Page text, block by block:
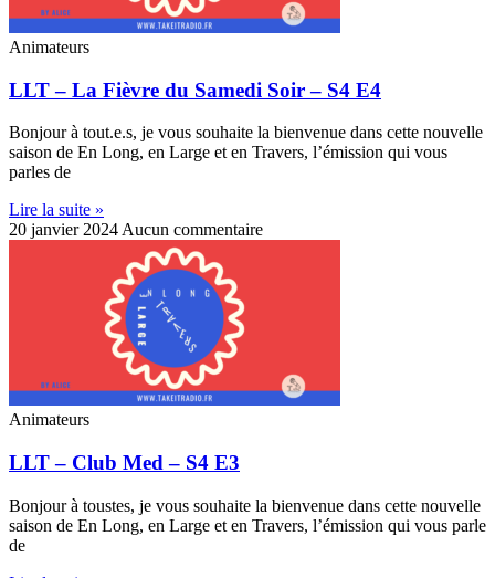
Animateurs
LLT – La Fièvre du Samedi Soir – S4 E4
Bonjour à tout.e.s, je vous souhaite la bienvenue dans cette nouvelle
saison de En Long, en Large et en Travers, l’émission qui vous
parles de
Lire la suite »
20 janvier 2024 Aucun commentaire
Animateurs
LLT – Club Med – S4 E3
Bonjour à toustes, je vous souhaite la bienvenue dans cette nouvelle
saison de En Long, en Large et en Travers, l’émission qui vous parle
de